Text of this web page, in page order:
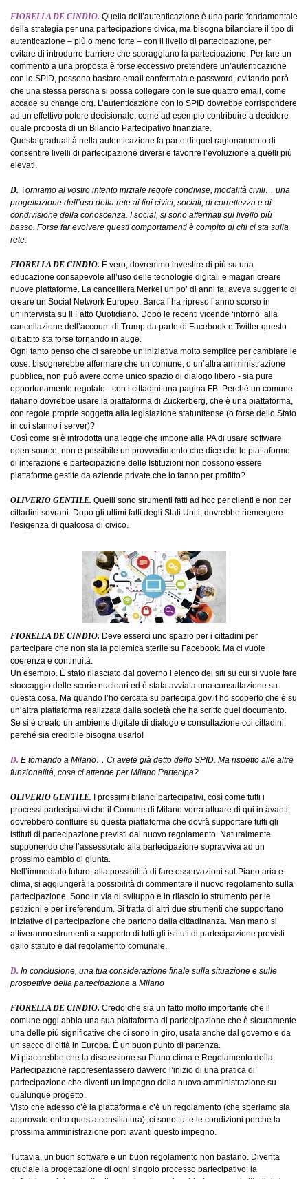
FIORELLA DE CINDIO. Quella dell’autenticazione è una parte fondamentale
della strategia per una partecipazione civica, ma bisogna bilanciare il tipo di
autenticazione – più o meno forte – con il livello di partecipazione, per
evitare di introdurre barriere che scoraggiano la partecipazione. Per fare un
commento a una proposta è forse eccessivo pretendere un’autenticazione
con lo SPID, possono bastare email confermata e password, evitando però
che una stessa persona si possa collegare con le sue quattro email, come
accade su change.org. L’autenticazione con lo SPID dovrebbe corrispondere
ad un effettivo potere decisionale, come ad esempio contribuire a decidere
quale proposta di un Bilancio Partecipativo finanziare.
Questa gradualità nella autenticazione fa parte di quel ragionamento di
consentire livelli di partecipazione diversi e favorire l’evoluzione a quelli più
elevati.
D. Torniamo al vostro intento iniziale regole condivise, modalità civili… una
progettazione dell’uso della rete ai fini civici, sociali, di correttezza e di
condivisione della conoscenza. I social, si sono affermati sul livello più
basso. Forse far evolvere questi comportamenti è compito di chi ci sta sulla
rete.
FIORELLA DE CINDIO. È vero, dovremmo investire di più su una
educazione consapevole all’uso delle tecnologie digitali e magari creare
nuove piattaforme. La cancelliera Merkel un po’ di anni fa, aveva suggerito di
creare un Social Network Europeo. Barca l’ha ripreso l’anno scorso in
un’intervista su Il Fatto Quotidiano. Dopo le recenti vicende ‘intorno’ alla
cancellazione dell’account di Trump da parte di Facebook e Twitter questo
dibattito sta forse tornando in auge.
Ogni tanto penso che ci sarebbe un’iniziativa molto semplice per cambiare le
cose: bisognerebbe affermare che un comune, o un’altra amministrazione
pubblica, non può avere come unico spazio di dialogo libero - sia pure
opportunamente regolato - con i cittadini una pagina FB. Perché un comune
italiano dovrebbe usare la piattaforma di Zuckerberg, che è una piattaforma,
con regole proprie soggetta alla legislazione statunitense (o forse dello Stato
in cui stanno i server)?
Così come si è introdotta una legge che impone alla PA di usare software
open source, non è possibile un provvedimento che dice che le piattaforme
di interazione e partecipazione delle Istituzioni non possono essere
piattaforme gestite da aziende private che lo fanno per profitto?
OLIVERIO GENTILE. Quelli sono strumenti fatti ad hoc per clienti e non per
cittadini sovrani. Dopo gli ultimi fatti degli Stati Uniti, dovrebbe riemergere
l’esigenza di qualcosa di civico.
FIORELLA DE CINDIO. Deve esserci uno spazio per i cittadini per
partecipare che non sia la polemica sterile su Facebook. Ma ci vuole
coerenza e continuità.
Un esempio. È stato rilasciato dal governo l’elenco dei siti su cui si vuole fare
stoccaggio delle scorie nucleari ed è stata avviata una consultazione su
questa cosa. Ma quando l’ho cercata su partecipa.gov.it ho scoperto che è su
un’altra piattaforma realizzata dalla società che ha scritto quel documento.
Se si è creato un ambiente digitale di dialogo e consultazione coi cittadini,
perché sia credibile bisogna usarlo!
D. E tornando a Milano… Ci avete già detto dello SPID. Ma rispetto alle altre
funzionalità, cosa ci attende per Milano Partecipa?
OLIVERIO GENTILE. I prossimi bilanci partecipativi, così come tutti i
processi partecipativi che il Comune di Milano vorrà attuare di qui in avanti,
dovrebbero confluire su questa piattaforma che dovrà supportare tutti gli
istituti di partecipazione previsti dal nuovo regolamento. Naturalmente
supponendo che l’assessorato alla partecipazione sopravviva ad un
prossimo cambio di giunta.
Nell’immediato futuro, alla possibilità di fare osservazioni sul Piano aria e
clima, si aggiungerà la possibilità di commentare il nuovo regolamento sulla
partecipazione. Sono in via di sviluppo e in rilascio lo strumento per le
petizioni e per i referendum. Si tratta di altri due strumenti che supportano
iniziative di partecipazione che partono dalla cittadinanza. Man mano si
attiveranno strumenti a supporto di tutti gli istituti di partecipazione previsti
dallo statuto e dal regolamento comunale.
D. In conclusione, una tua considerazione finale sulla situazione e sulle
prospettive della partecipazione a Milano
FIORELLA DE CINDIO. Credo che sia un fatto molto importante che il
comune oggi abbia una sua piattaforma di partecipazione che è sicuramente
una delle più significative che ci sono in giro, usata anche dal governo e da
un sacco di città in Europa. È un buon punto di partenza.
Mi piacerebbe che la discussione su Piano clima e Regolamento della
Partecipazione rappresentassero davvero l’inizio di una pratica di
partecipazione che diventi un impegno della nuova amministrazione su
qualunque progetto.
Visto che adesso c’è la piattaforma e c’è un regolamento (che speriamo sia
approvato entro questa consiliatura), ci sono tutte le condizioni perché la
prossima amministrazione porti avanti questo impegno.
Tuttavia, un buon software e un buon regolamento non bastano. Diventa
cruciale la progettazione di ogni singolo processo partecipativo: la